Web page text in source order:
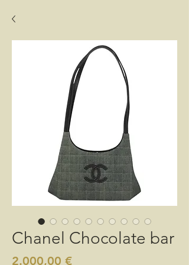
Chanel Chocolate bar
2.000,00 €Preis